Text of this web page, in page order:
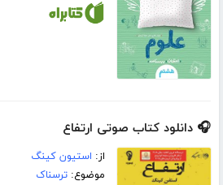
🎧 دانلود کتاب صوتی ارتفاع
از: استیون کینگ
موضوع:ترسناک